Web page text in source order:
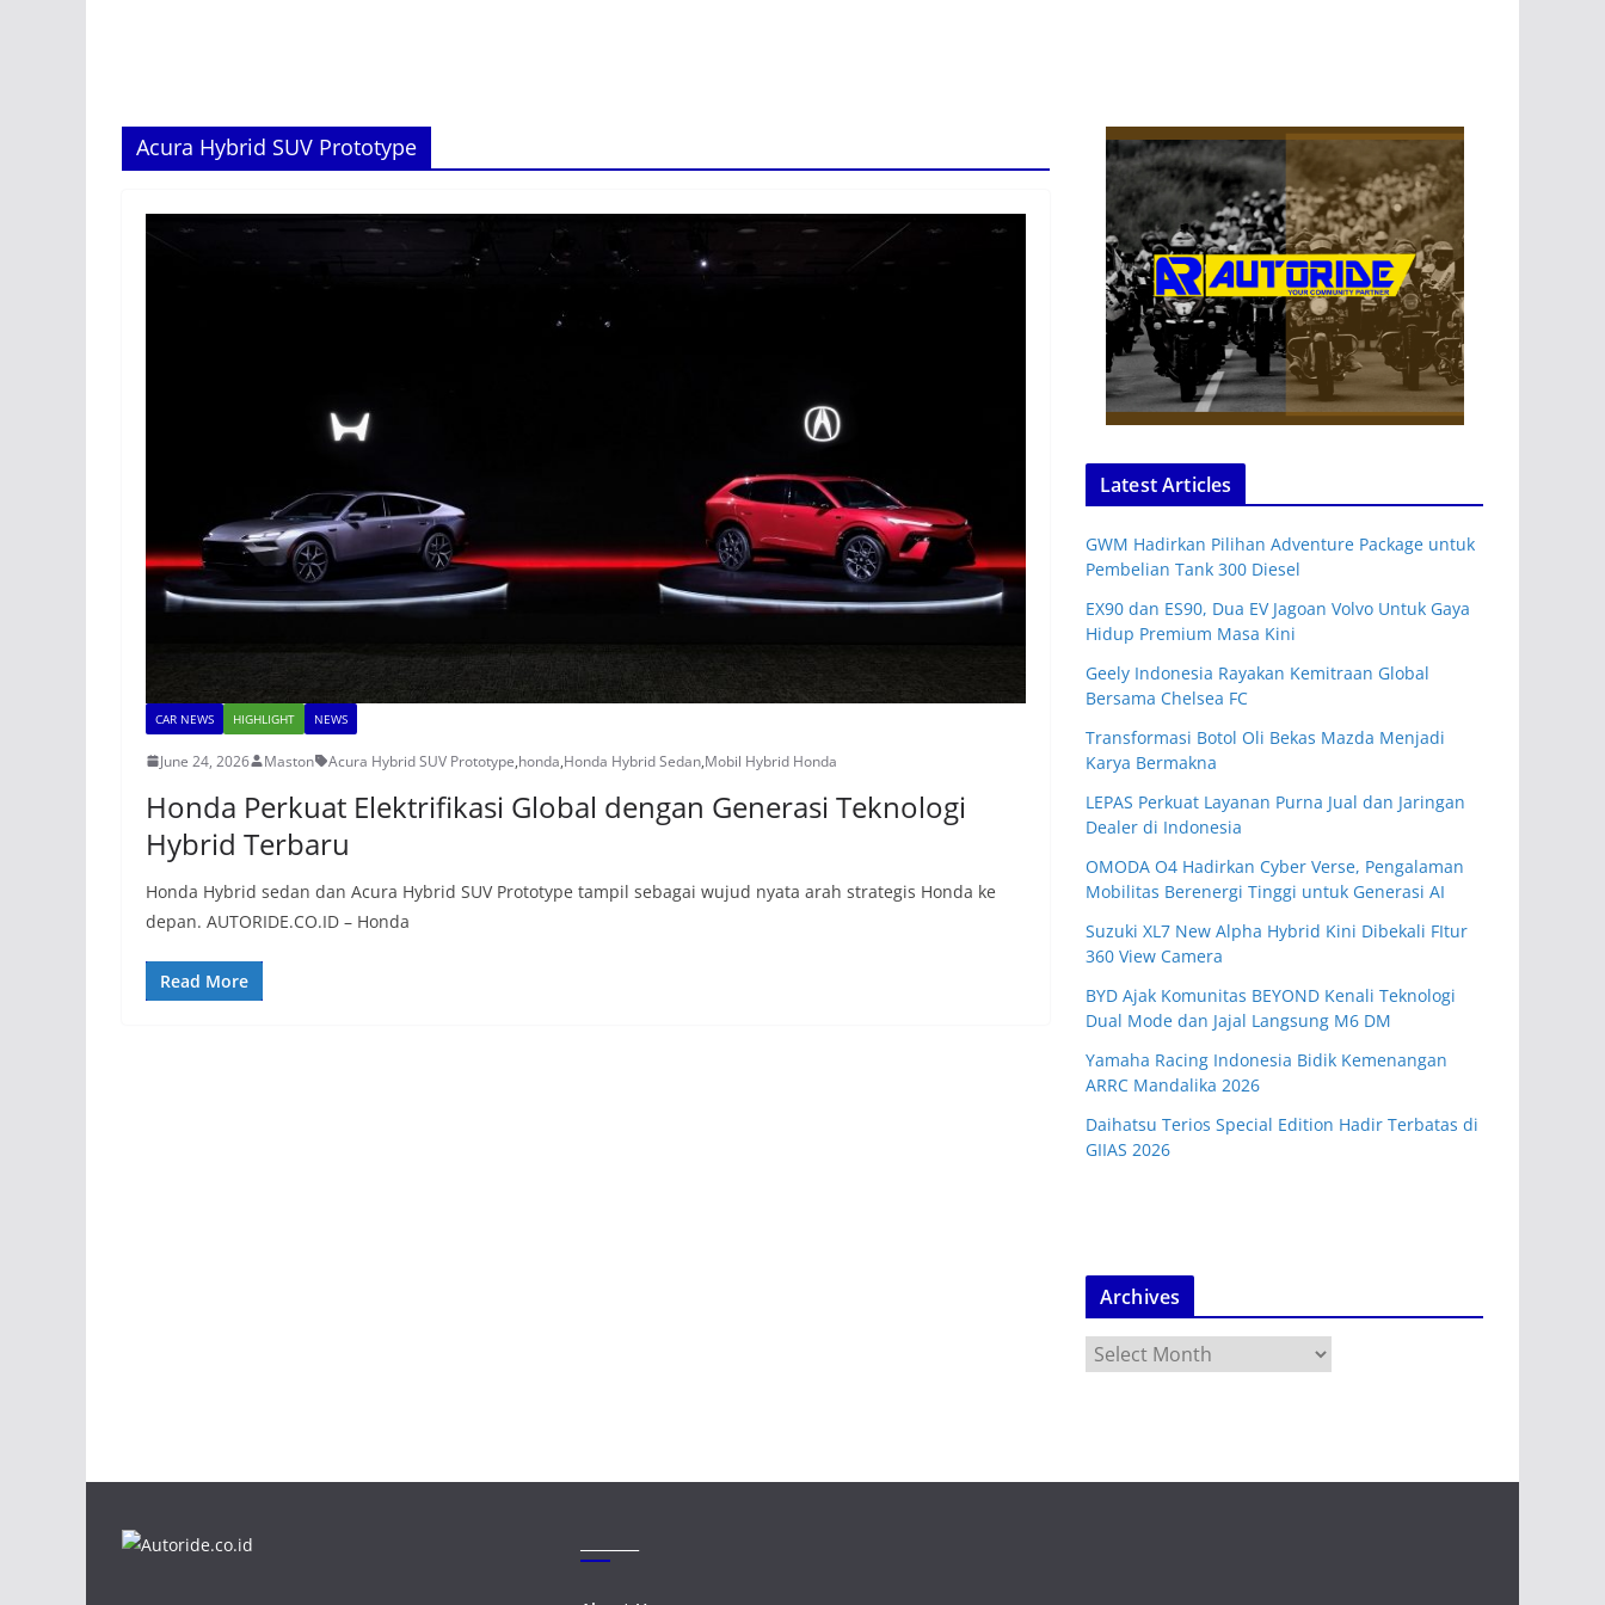
Acura Hybrid SUV Prototype
CAR NEWS HIGHLIGHT NEWS
June 24, 2026 Maston Acura Hybrid SUV Prototype,honda,Honda Hybrid Sedan,Mobil Hybrid Honda
Honda Perkuat Elektrifikasi Global dengan Generasi Teknologi
Hybrid Terbaru
Honda Hybrid sedan dan Acura Hybrid SUV Prototype tampil sebagai wujud nyata arah strategis Honda ke
depan. AUTORIDE.CO.ID – Honda
Read More
Latest Articles
GWM Hadirkan Pilihan Adventure Package untuk
Pembelian Tank 300 Diesel
EX90 dan ES90, Dua EV Jagoan Volvo Untuk Gaya
Hidup Premium Masa Kini
Geely Indonesia Rayakan Kemitraan Global
Bersama Chelsea FC
Transformasi Botol Oli Bekas Mazda Menjadi
Karya Bermakna
LEPAS Perkuat Layanan Purna Jual dan Jaringan
Dealer di Indonesia
OMODA O4 Hadirkan Cyber Verse, Pengalaman
Mobilitas Berenergi Tinggi untuk Generasi AI
Suzuki XL7 New Alpha Hybrid Kini Dibekali FItur
360 View Camera
BYD Ajak Komunitas BEYOND Kenali Teknologi
Dual Mode dan Jajal Langsung M6 DM
Yamaha Racing Indonesia Bidik Kemenangan
ARRC Mandalika 2026
Daihatsu Terios Special Edition Hadir Terbatas di
GIIAS 2026
Archives
r